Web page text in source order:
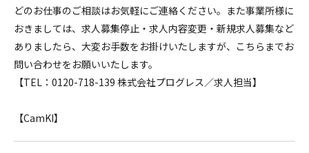
どのお仕事のご相談はお気軽にご連絡ください。また事業所様に
おきましては、求人募集停止・求人内容変更・新規求人募集など
ありましたら、大変お手数をお掛けいたしますが、こちらまでお
問い合わせをお願いいたします。
【TEL：0120-718-139 株式会社プログレス／求人担当】
【CamKI】